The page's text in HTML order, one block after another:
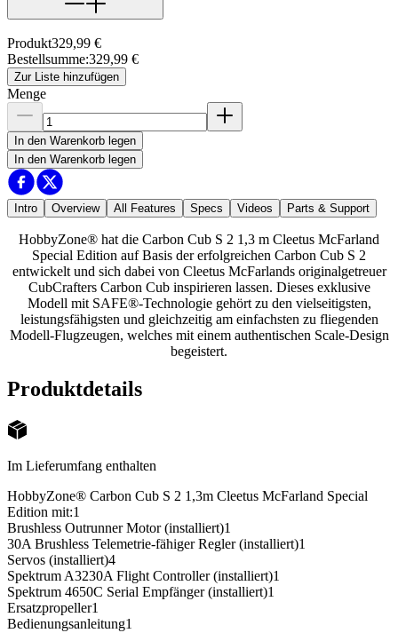
Produkt329,99 €
Bestellsumme:329,99 €
Zur Liste hinzufügen
Menge
In den Warenkorb legen
In den Warenkorb legen
Intro Overview All Features Specs Videos Parts & Support
HobbyZone® hat die Carbon Cub S 2 1,3 m Cleetus McFarland
Special Edition auf Basis der erfolgreichen Carbon Cub S 2
entwickelt und sich dabei von Cleetus McFarlands originalgetreuer
CubCrafters Carbon Cub inspirieren lassen. Dieses exklusive
Modell mit SAFE®-Technologie gehört zu den vielseitigsten,
leistungsfähigsten und gleichzeitig am einfachsten zu fliegenden
Modell-Flugzeugen, welches mit einem authentischen Scale-Design
begeistert.
Produktdetails
Im Lieferumfang enthalten
HobbyZone® Carbon Cub S 2 1,3m Cleetus McFarland Special
Edition mit:1
Brushless Outrunner Motor (installiert)1
30A Brushless Telemetrie-fähiger Regler (installiert)1
Servos (installiert)4
Spektrum A3230A Flight Controller (installiert)1
Spektrum 4650C Serial Empfänger (installiert)1
Ersatzpropeller1
Bedienungsanleitung1